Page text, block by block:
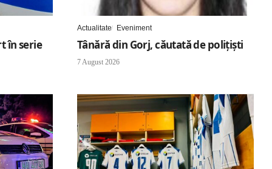
în serie
Actualitate Eveniment
Tânără din Gorj, căutată de polițiști
7 August 2026